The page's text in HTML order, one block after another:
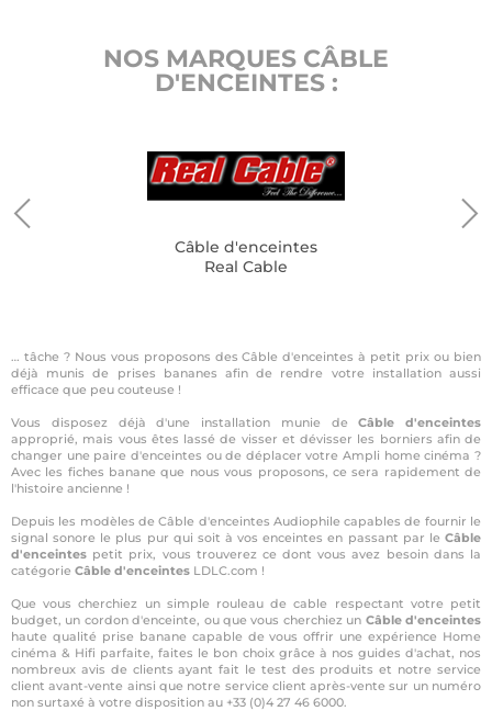
NOS MARQUES CÂBLE
D'ENCEINTES :
Câble d'enceintes
Real Cable
… tâche ? Nous vous proposons des Câble d'enceintes à petit prix ou bien
déjà munis de prises bananes afin de rendre votre installation aussi
efficace que peu couteuse !
Vous disposez déjà d'une installation munie deCâble d'enceintes
approprié, mais vous êtes lassé de visser et dévisser les borniers afin de
changer une paire d'enceintes ou de déplacer votre Ampli home cinéma ?
Avec les fiches banane que nous vous proposons, ce sera rapidement de
l'histoire ancienne !
Depuis les modèles de Câble d'enceintes Audiophile capables de fournir le
signal sonore le plus pur qui soit à vos enceintes en passant par le Câble
d'enceintes petit prix, vous trouverez ce dont vous avez besoin dans la
catégorie Câble d'enceintes LDLC.com !
Que vous cherchiez un simple rouleau de cable respectant votre petit
budget, un cordon d'enceinte, ou que vous cherchiez un Câble d'enceintes
haute qualité prise banane capable de vous offrir une expérience Home
cinéma & Hifi parfaite, faites le bon choix grâce à nos guides d'achat, nos
nombreux avis de clients ayant fait le test des produits et notre service
client avant-vente ainsi que notre service client après-vente sur un numéro
non surtaxé à votre disposition au +33 (0)4 27 46 6000.